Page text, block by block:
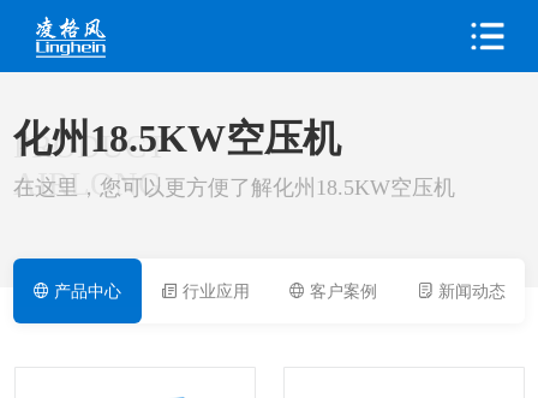
PRODUCT
AIRLONG
化州18.5KW空压机
在这里，您可以更方便了解化州18.5KW空压机
产品中心 行业应用 客户案例 新闻动态